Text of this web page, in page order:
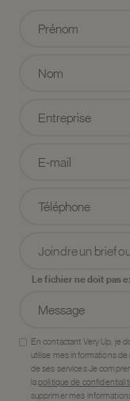
Joindre un brief
Le fichier ne doit pas
En contactant Very Up, je
utilise mes informations de
de ses services Je
lapolitique de
supprimer mes